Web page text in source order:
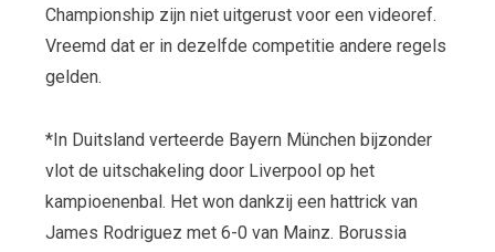
Championship zijn niet uitgerust voor een videoref.
Vreemd dat er in dezelfde competitie andere regels
gelden.
*In Duitsland verteerde Bayern München bijzonder
vlot de uitschakeling door Liverpool op het
kampioenenbal. Het won dankzij een hattrick van
James Rodriguez met 6-0 van Mainz. Borussia